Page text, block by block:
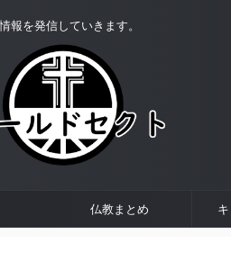
報を発信していきます。
仏教まとめ